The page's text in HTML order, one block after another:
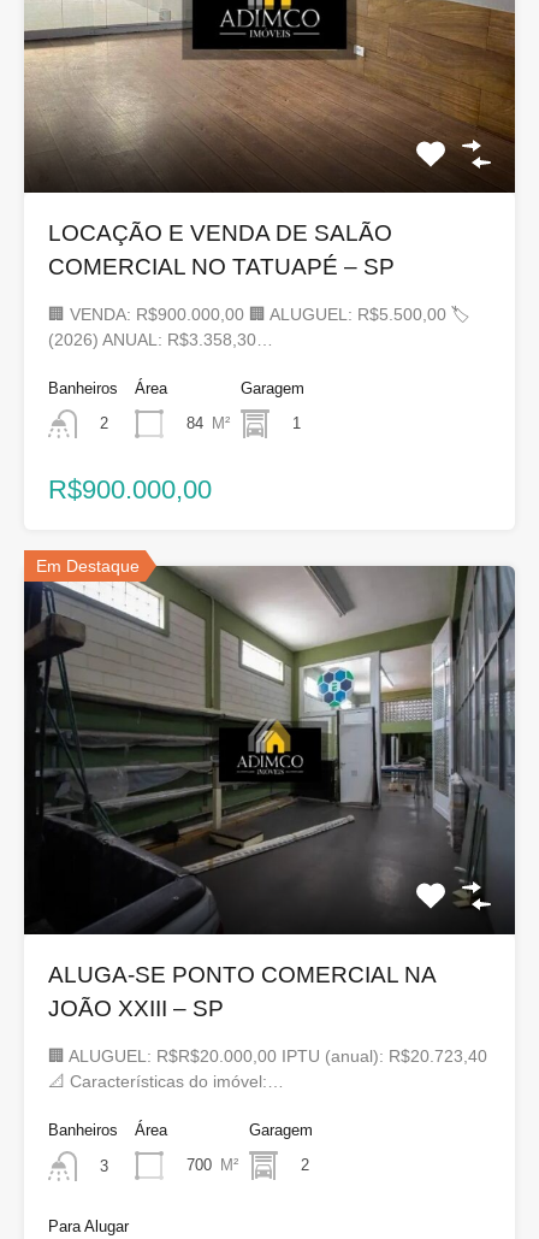
LOCAÇÃO E VENDA DE SALÃO
COMERCIAL NO TATUAPÉ – SP
🏢 VENDA: R$900.000,00 🏢 ALUGUEL: R$5.500,00 🏷
(2026) ANUAL: R$3.358,30…
Banheiros
2
Área
84 M²
Garagem
1
R$900.000,00
Em Destaque
ALUGA-SE PONTO COMERCIAL NA
JOÃO XXIII – SP
🏢 ALUGUEL: R$R$20.000,00 IPTU (anual): R$20.723,40
📐 Características do imóvel:…
Banheiros
3
Área
700 M²
Garagem
2
Para Alugar